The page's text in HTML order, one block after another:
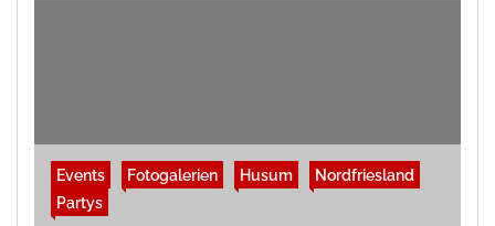
Events Fotogalerien Husum
Nordfriesland
Partys